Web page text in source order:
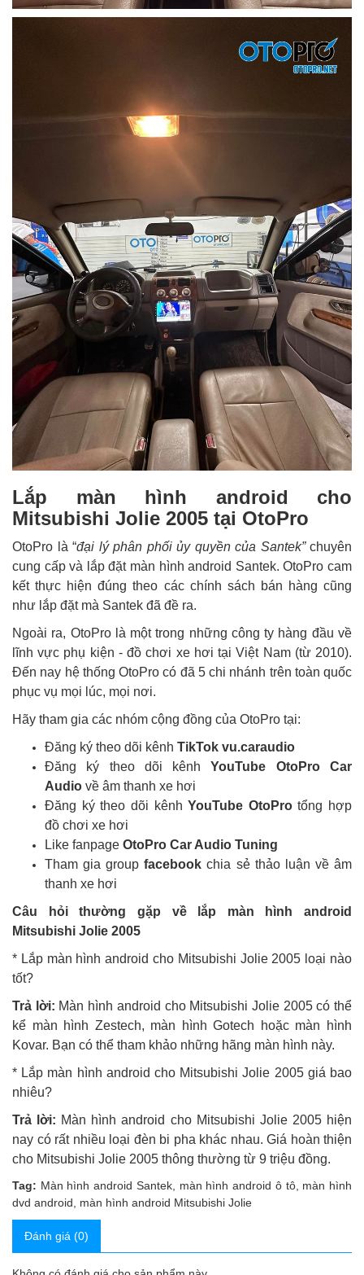
Lắp màn hình android cho
Mitsubishi Jolie 2005 tại OtoPro
OtoPro là “đại lý phân phối ủy quyền của Santek”chuyên
cung cấp và lắp đặt màn hình android Santek. OtoPro cam
kết thực hiện đúng theo các chính sách bán hàng cũng
như lắp đặt mà Santek đã đề ra.
Ngoài ra, OtoPro là một trong những công ty hàng đầu về
lĩnh vực phụ kiện - đồ chơi xe hơi tại Việt Nam (từ 2010).
Đến nay hệ thống OtoPro có đã 5 chi nhánh trên toàn quốc
phục vụ mọi lúc, mọi nơi.
Hãy tham gia các nhóm cộng đồng của OtoPro tại:
Đăng ký theo dõi kênh TikTok vu.caraudio
Đăng ký theo dõi kênh
YouTube OtoPro Car
Audio về âm thanh xe hơi
Đăng ký theo dõi kênh YouTube OtoProtổng hợp
đồ chơi xe hơi
Like fanpage OtoPro Car Audio Tuning
Tham gia group facebook chia sẻ thảo luận về âm
thanh xe hơi
Câu hỏi thường gặp về lắp màn hình android
Mitsubishi Jolie 2005
* Lắp màn hình android cho Mitsubishi Jolie 2005 loại nào
tốt?
Trả lời: Màn hình android cho Mitsubishi Jolie 2005 có thể
kể màn hình Zestech, màn hình Gotech hoặc màn hình
Kovar. Bạn có thể tham khảo những hãng màn hình này.
* Lắp màn hình android cho Mitsubishi Jolie 2005 giá bao
nhiêu?
Trả lời: Màn hình android cho Mitsubishi Jolie 2005 hiện
nay có rất nhiều loại đèn bi pha khác nhau. Giá hoàn thiện
cho Mitsubishi Jolie 2005 thông thường từ 9 triệu đồng.
Tag: Màn hình android Santek, màn hình android ô tô, màn hình
dvd android
màn hình android Mitsubishi Jolie
Đánh giá (0)